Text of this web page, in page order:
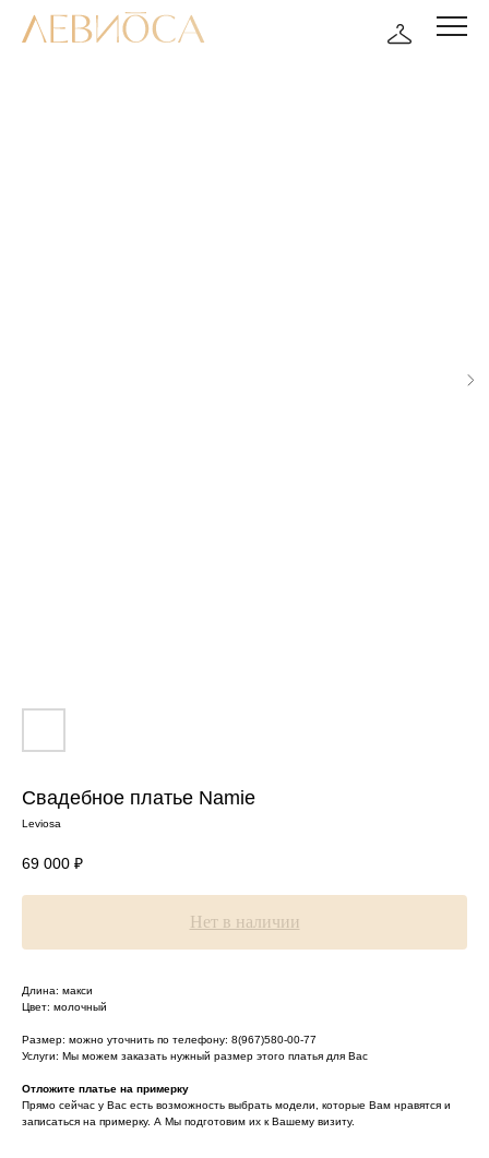
Свадебное платье Namie
Leviosa
69 000 ₽
Нет в наличии
Длина: макси
Цвет: молочный
Размер: можно уточнить по телефону: 8(967)580-00-77
Услуги: Мы можем заказать нужный размер этого платья для Вас
Отложите платье на примерку
Прямо сейчас у Вас есть возможность выбрать модели, которые Вам нравятся и
записаться на примерку. А Мы подготовим их к Вашему визиту.